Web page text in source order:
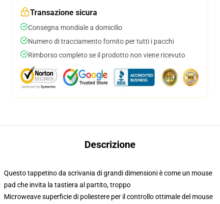
Transazione sicura
Consegna mondiale a domicilio
Numero di tracciamento fornito per tutti i pacchi
Rimborso completo se il prodotto non viene ricevuto
Descrizione
Questo tappetino da scrivania di grandi dimensioni è come un mouse
pad che invita la tastiera al partito, troppo
Microweave superficie di poliestere per il controllo ottimale del mouse